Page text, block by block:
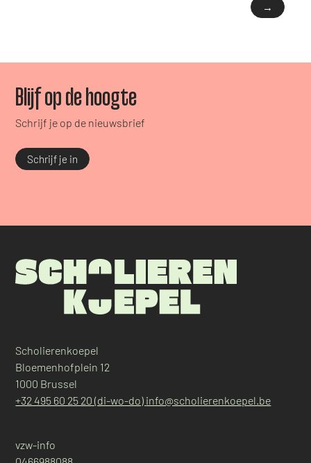
→
Blijf op de hoogte
Schrijf je op de nieuwsbrief
Schrijf je in
Scholierenkoepel
Bloemenhofplein 12
1000 Brussel
+32 495 60 25 20 (di-wo-do) info@scholierenkoepel.be
vzw-info